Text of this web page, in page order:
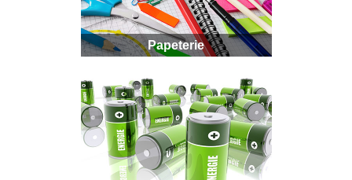
Papeterie